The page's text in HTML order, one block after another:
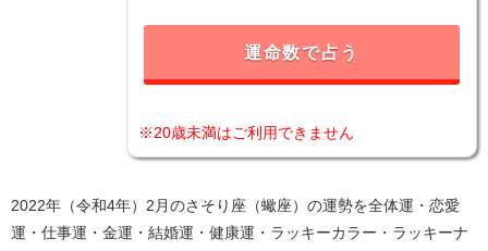
運命数で占う
※20歳未満はご利用できません
2022年（令和4年）2月のさそり座（蠍座）の運勢を全体運・恋愛
運・仕事運・金運・結婚運・健康運・ラッキーカラー・ラッキーナ